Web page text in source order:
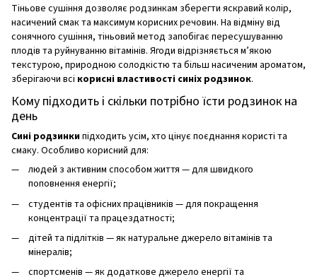
Тіньове сушіння дозволяє родзинкам зберегти яскравий колір,
насичений смак та максимум корисних речовин. На відміну від
сонячного сушіння, тіньовий метод запобігає пересушуванню
плодів та руйнуванню вітамінів. Ягоди відрізняється м’якою
текстурою, природною солодкістю та більш насиченим ароматом,
зберігаючи всі корисні властивості синіх родзинок.
Кому підходить і скільки потрібно їсти родзинок на
день
Сині родзинкипідходить усім, хто цінує поєднання користі та
смаку. Особливо корисний для:
людей з активним способом життя — для швидкого
поповнення енергії;
студентів та офісних працівників — для покращення
концентрації та працездатності;
дітей та підлітків — як натуральне джерело вітамінів та
мінералів;
спортсменів — як додаткове джерело енергії та